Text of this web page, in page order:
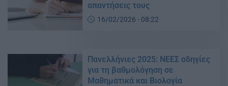
απαντήσεις τους
16/02/2026 - 08:22
Πανελλήνιες 2025: ΝΕΕΣ οδηγίες
για τη βαθμολόγηση σε
Μαθηματικά και Βιολογία